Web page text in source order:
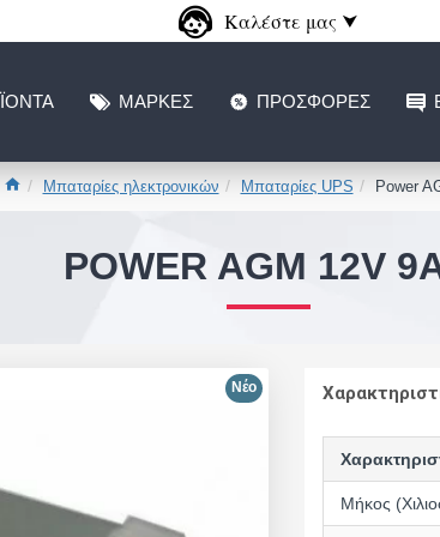
Καλέστε μας ⮟
ΜΆΡΚΕΣ ΠΡΟΣΦΟΡΈΣ
Μπαταρίες ηλεκτρονικών Μπαταρίες UPS Power
POWER AGM 12V
Νέο
Μήκος